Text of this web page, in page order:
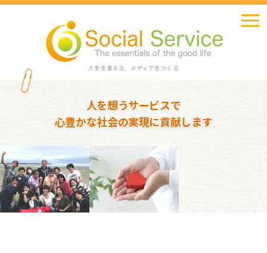
人生を変える、メディアをつくる
人を想うサービスで
心豊かな社会の実現に貢献します